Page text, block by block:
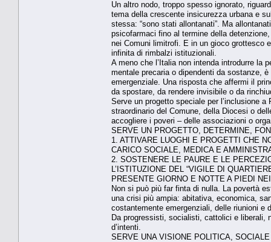
Un altro nodo, troppo spesso ignorato,
tema della crescente insicurezza urbana e
stessa: “sono stati allontanati”. Ma
psicofarmaci fino al termine della
nei Comuni limitrofi. E in un gioco grottesco
infinita di rimbalzi istituzionali.
A meno che l’Italia non intenda introdurre la
mentale precaria o dipendenti da sostanze,
emergenziale. Una risposta che affermi il
da spostare, da rendere invisibile o da
Serve un progetto speciale per l’inclusione
straordinario del Comune, della Diocesi o
accogliere i poveri – delle associazioni o
SERVE UN PROGETTO, DETERMINE,
1. ATTIVARE LUOGHI E PROGETTI CHE
CARICO SOCIALE, MEDICA E
2. SOSTENERE LE PAURE E LE
L’ISTITUZIONE DEL “VIGILE DI
PRESENTE GIORNO E NOTTE A PIEDI
Non si può più far finta di nulla. La povertà
una crisi più ampia: abitativa, economica,
costantemente emergenziali, delle riunioni e
Da progressisti, socialisti, cattolici e liberali,
d’intenti.
SERVE UNA VISIONE POLITICA,